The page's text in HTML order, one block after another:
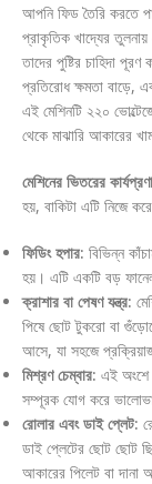
আপনি ফিড তৈরি করতে
প্রাকৃতিক খাদ্যের তুলনায়
তাদের পুষ্টির চাহিদা
প্রতিরোধ ক্ষমতা বাড়ে,
এই মেশিনটি ২২০
থেকে মাঝারি আকারের
মেশিনের ভিতরের
হয়, বাকিটা এটি নিজে
ফিডিং হপার: বিভিন্ন
হয়। এটি একটি বড়
ক্রাশার বা পেষণ যন্ত্র:
পিষে ছোট টুকরো বা
আসে, যা সহজে
মিশ্রণ চেম্বার: এই অংশে
সম্পূরক যোগ করে
রোলার এবং ডাই প্লেট:
ডাই প্লেটের ছোট ছোট
আকারের পিলেট বা